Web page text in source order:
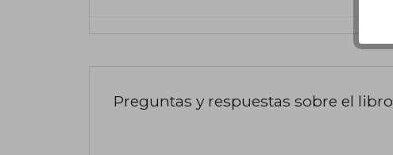
Preguntas y respuestas sobre el libro